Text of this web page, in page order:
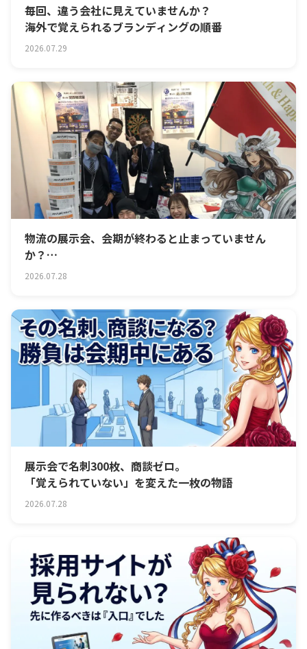
毎回、違う会社に見えていませんか？
海外で覚えられるブランディングの順番
2026.07.29
物流の展示会、会期が終わると止まっていません
か？
覚えられる会社は「続き」を用意している
2026.07.28
展示会で名刺300枚、商談ゼロ。
「覚えられていない」を変えた一枚の物語
2026.07.28